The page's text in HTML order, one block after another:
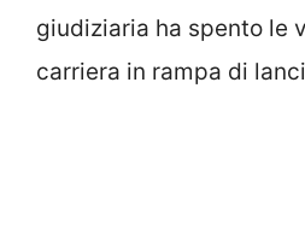
giudiziaria ha spento le
carriera in rampa di